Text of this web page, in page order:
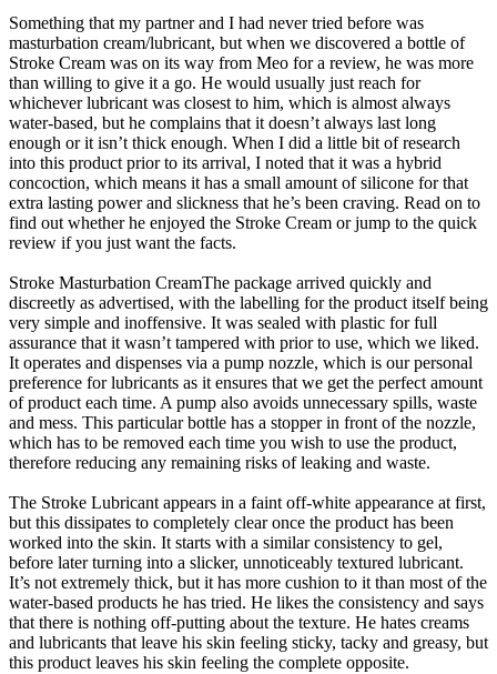
Something that my partner and I had never tried before was
masturbation cream/lubricant, but when we discovered a bottle of
Stroke Cream was on its way from Meo for a review, he was more
than willing to give it a go. He would usually just reach for
whichever lubricant was closest to him, which is almost always
water-based, but he complains that it doesn’t always last long
enough or it isn’t thick enough. When I did a little bit of research
into this product prior to its arrival, I noted that it was a hybrid
concoction, which means it has a small amount of silicone for that
extra lasting power and slickness that he’s been craving. Read on to
find out whether he enjoyed the Stroke Cream or jump to the quick
review if you just want the facts.
Stroke Masturbation CreamThe package arrived quickly and
discreetly as advertised, with the labelling for the product itself being
very simple and inoffensive. It was sealed with plastic for full
assurance that it wasn’t tampered with prior to use, which we liked.
It operates and dispenses via a pump nozzle, which is our personal
preference for lubricants as it ensures that we get the perfect amount
of product each time. A pump also avoids unnecessary spills, waste
and mess. This particular bottle has a stopper in front of the nozzle,
which has to be removed each time you wish to use the product,
therefore reducing any remaining risks of leaking and waste.
The Stroke Lubricant appears in a faint off-white appearance at first,
but this dissipates to completely clear once the product has been
worked into the skin. It starts with a similar consistency to gel,
before later turning into a slicker, unnoticeably textured lubricant.
It’s not extremely thick, but it has more cushion to it than most of the
water-based products he has tried. He likes the consistency and says
that there is nothing off-putting about the texture. He hates creams
and lubricants that leave his skin feeling sticky, tacky and greasy, but
this product leaves his skin feeling the complete opposite.